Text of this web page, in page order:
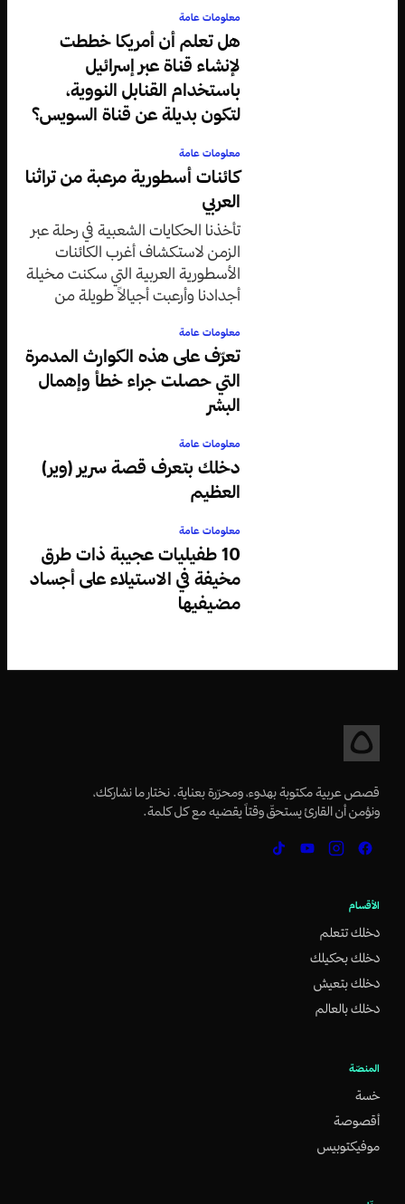
معلومات عامة
هل تعلم أن أمريكا خططت
لإنشاء قناة عبر إسرائيل
باستخدام القنابل النووية،
لتكون بديلة عن قناة السويس؟
معلومات عامة
كائنات أسطورية مرعبة من تراثنا
العربي
تأخذنا الحكايات الشعبية في رحلة عبر
الزمن لاستكشاف أغرب الكائنات
الأسطورية العربية التي سكنت مخيلة
أجدادنا وأرعبت أجيالاً طويلة من
معلومات عامة
تعرّف على هذه الكوارث المدمرة
التي حصلت جراء خطأ وإهمال
البشر
معلومات عامة
دخلك بتعرف قصة سرير (وير)
العظيم
معلومات عامة
10 طفيليات عجيبة ذات طرق
مخيفة في الاستيلاء على أجساد
مضيفيها
قصص عربية مكتوبة بهدوء، ومحرّرة بعناية. نختار ما نشاركك،
ونؤمن أن القارئ يستحقّ وقتاً يقضيه مع كل كلمة.
الأقسام
دخلك تتعلم
دخلك بحكيلك
دخلك بتعيش
دخلك بالعالم
المنصّة
خسة
أقصوصة
موفيكتوبيس